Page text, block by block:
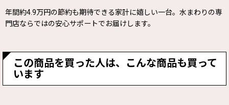
年間約4.9万円の節約も期待できる家計に嬉しい一台。水まわりの専
門店ならではの安心サポートでお届けします。
この商品を買った人は、こんな商品も買って
います